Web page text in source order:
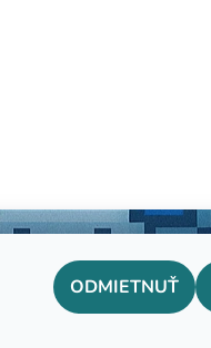
ODMIETNUŤ